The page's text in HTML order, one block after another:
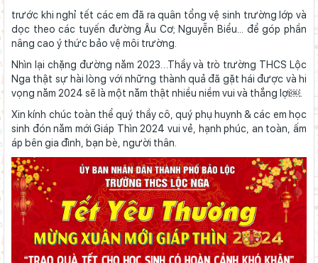
trước khi nghỉ tết các em đã ra quân tổng vệ sinh trường lớp và
dọc theo các tuyến đường Âu Cơ; Nguyễn Biểu... để góp phần
nâng cao ý thức bảo vệ môi trường.
Nhìn lại chặng đường năm 2023…Thầy và trò trường THCS Lộc
Nga thật sự hài lòng với những thành quả đã gặt hái được và hi
vọng năm 2024 sẽ là một năm thật nhiều niềm vui và thắng lợi￼.
Xin kính chúc toàn thể quý thầy cô, quý phụ huynh & các em học
sinh đón năm mới Giáp Thìn 2024 vui vẻ, hạnh phúc, an toàn, ấm
áp bên gia đình, bạn bè, người thân.